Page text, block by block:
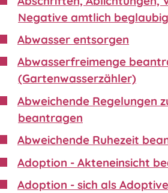
Negative amtlich
Abwasser entsorgen
Abwasserfreimenge
(Gartenwasserzähler)
Abweichende Regelungen
beantragen
Abweichende Ruhezeit
Adoption - Akteneinsicht
Adoption - sich als